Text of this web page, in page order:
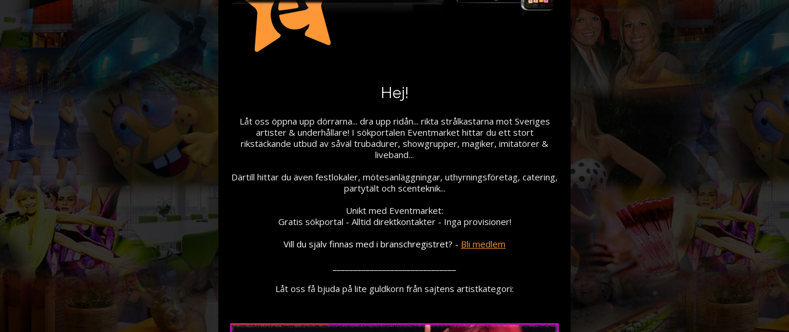
Hej!
Låt oss öppna upp dörrarna... dra upp ridån... rikta strålkastarna mot Sveriges
artister & underhållare! I sökportalen Eventmarket hittar du ett stort
rikstäckande utbud av såväl trubadurer, showgrupper, magiker, imitatörer &
liveband...
Därtill hittar du även festlokaler, mötesanläggningar, uthyrningsföretag, catering,
partytält och scenteknik...
Unikt med Eventmarket:
Gratis sökportal - Alltid direktkontakter - Inga provisioner!
Vill du själv finnas med i branschregistret? - Bli medlem
Låt oss få bjuda på lite guldkorn från sajtens artistkategori: